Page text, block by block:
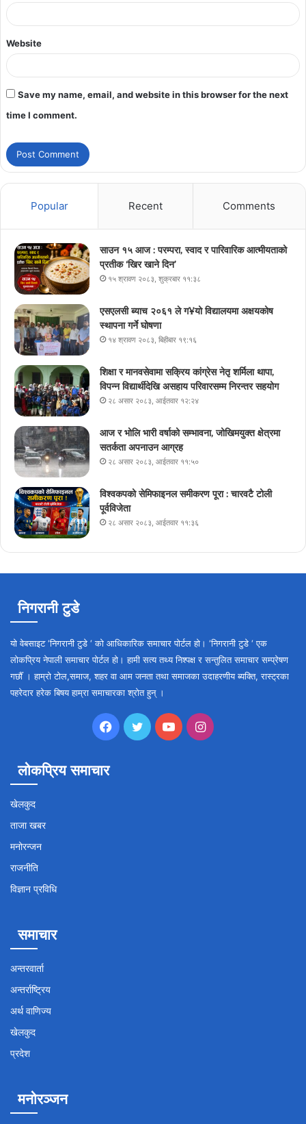
Website
Save my name, email, and website in this browser for the next
time I comment.
Popular Recent Comments
साउन १५ आज : परम्परा, स्वाद र पारिवारिक आत्मीयताको
प्रतीक ‘खिर खाने दिन’
१५ श्रावण २०८३, शुक्रबार ११:३८
एसएलसी ब्याच २०६१ ले ग¥यो विद्यालयमा अक्षयकोष
स्थापना गर्ने घोषणा
१४ श्रावण २०८३, बिहीबार १९:१६
शिक्षा र मानवसेवामा सक्रिय कांग्रेस नेतृ शर्मिला थापा,
विपन्न विद्यार्थीदेखि असहाय परिवारसम्म निरन्तर सहयोग
२८ असार २०८३, आईतवार १२:२४
आज र भोलि भारी वर्षाको सम्भावना, जोखिमयुक्त क्षेत्रमा
सतर्कता अपनाउन आग्रह
२८ असार २०८३, आईतवार ११:५०
विश्वकपको सेमिफाइनल समीकरण पूरा : चारवटै टोली
पूर्वविजेता
२८ असार २०८३, आईतवार ११:३६
निगरानी टुडे
यो वेबसाइट ‘निगरानी टुडे ‘ को आधिकारिक समाचार पोर्टल हो। ‘निगरानी टुडे ‘ एक
लोकप्रिय नेपाली समाचार पोर्टल हो। हामी सत्य तथ्य निश्पक्ष र सन्तुलित समाचार सम्प्रेषण
गर्छौँ । हाम्रो टोल,समाज, शहर वा आम जनता तथा समाजका उदाहरणीय ब्यक्ति, रास्ट्रका
पहरेदार हरेक बिषय हाम्रा समाचारका श्रोत हुन् ।
Facebook
TwitterYouTubeInstagram
लोकप्रिय समाचार
खेलकुद
ताजा खबर
मनोरन्जन
राजनीति
विज्ञान प्रविधि
समाचार
अन्तरवार्ता
अन्तर्राष्ट्रिय
अर्थ वाणिज्य
खेलकुद
प्रदेश
मनोरञ्जन